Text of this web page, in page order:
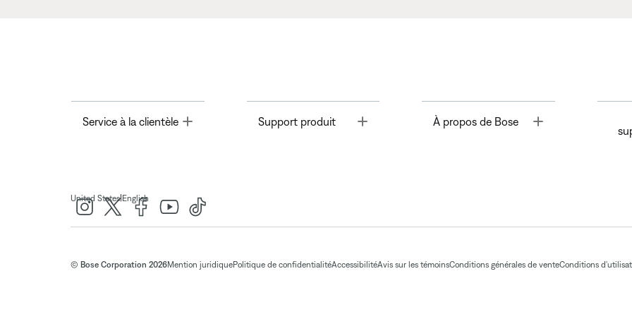
Service à la clientèle Toggle Support produit À propos de Bose Toggle
United States| English
© Bose Corporation 2026Mention juridiquePolitique de confidentialitéAccessibilitéAvis sur les témoinsConditions générales de venteConditions